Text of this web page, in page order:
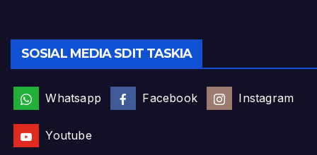
SOSIAL MEDIA SDIT TASKIA
Whatsapp Facebook Instagram
Youtube